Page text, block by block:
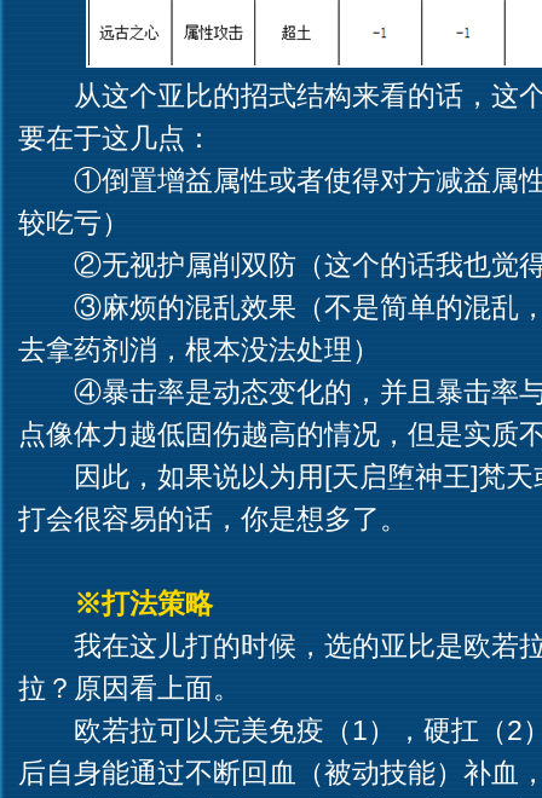
从这个亚比的招式结构来看的话，这
要在于这几点：
①倒置增益属性或者使得对方减益属
较吃亏）
②无视护属削双防（这个的话我也觉
③麻烦的混乱效果（不是简单的混乱
去拿药剂消，根本没法处理）
④暴击率是动态变化的，并且暴击率
点像体力越低固伤越高的情况，但是实质
因此，如果说以为用[天启堕神王]梵
打会很容易的话，你是想多了。
※打法策略
我在这儿打的时候，选的亚比是欧若
拉？原因看上面。
欧若拉可以完美免疫（1），硬扛（2
后自身能通过不断回血（被动技能）补血